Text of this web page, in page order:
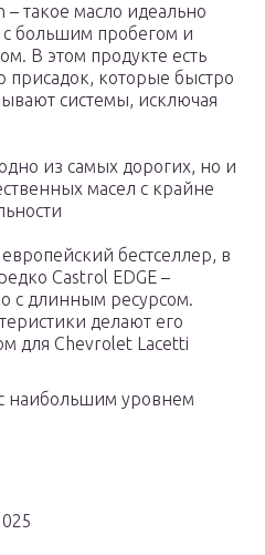
– такое масло идеально
с большим пробегом и
В этом продукте есть
которые быстро
системы, исключая
из самых дорогих, но и
масел с крайне
бестселлер, в
Castrol EDGE –
с длинным ресурсом.
делают его
для Chevrolet Lacetti
наибольшим уровнем